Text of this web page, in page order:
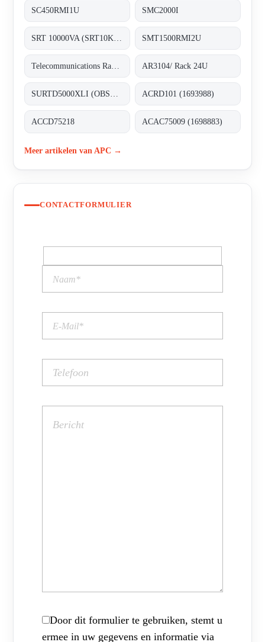
SC450RMI1U SMC2000I
SMT1500RMI2U
AR3104/ Rack 24U
ACRD101 (1693988)
ACCD75218 ACAC75009 (1698883)
Meer artikelen van APC →
CONTACTFORMULIER
Door dit formulier te gebruiken, stemt u
ermee in uw gegevens en informatie via